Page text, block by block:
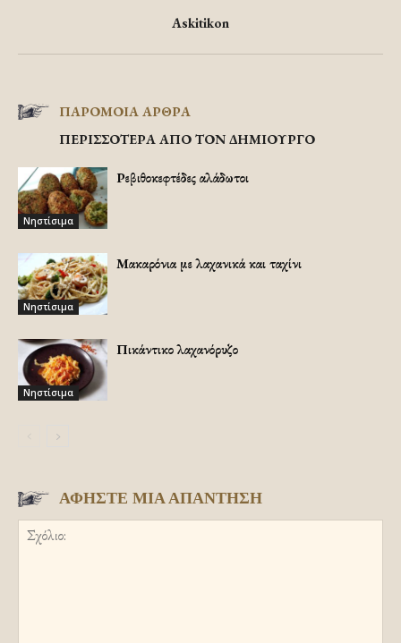
Askitikon
ΠΑΡΟΜΟΙΑ ΑΡΘΡΑ
ΠΕΡΙΣΣΟΤΕΡΑ ΑΠΟ ΤΟΝ ΔΗΜΙΟΥΡΓΟ
Νηστίσιμα
Ρεβιθοκεφτέδες αλάδωτοι
Νηστίσιμα
Μακαρόνια με λαχανικά και ταχίνι
Νηστίσιμα
Πικάντικο λαχανόρυζο
ΑΦΗΣΤΕ ΜΙΑ ΑΠΑΝΤΗΣΗ